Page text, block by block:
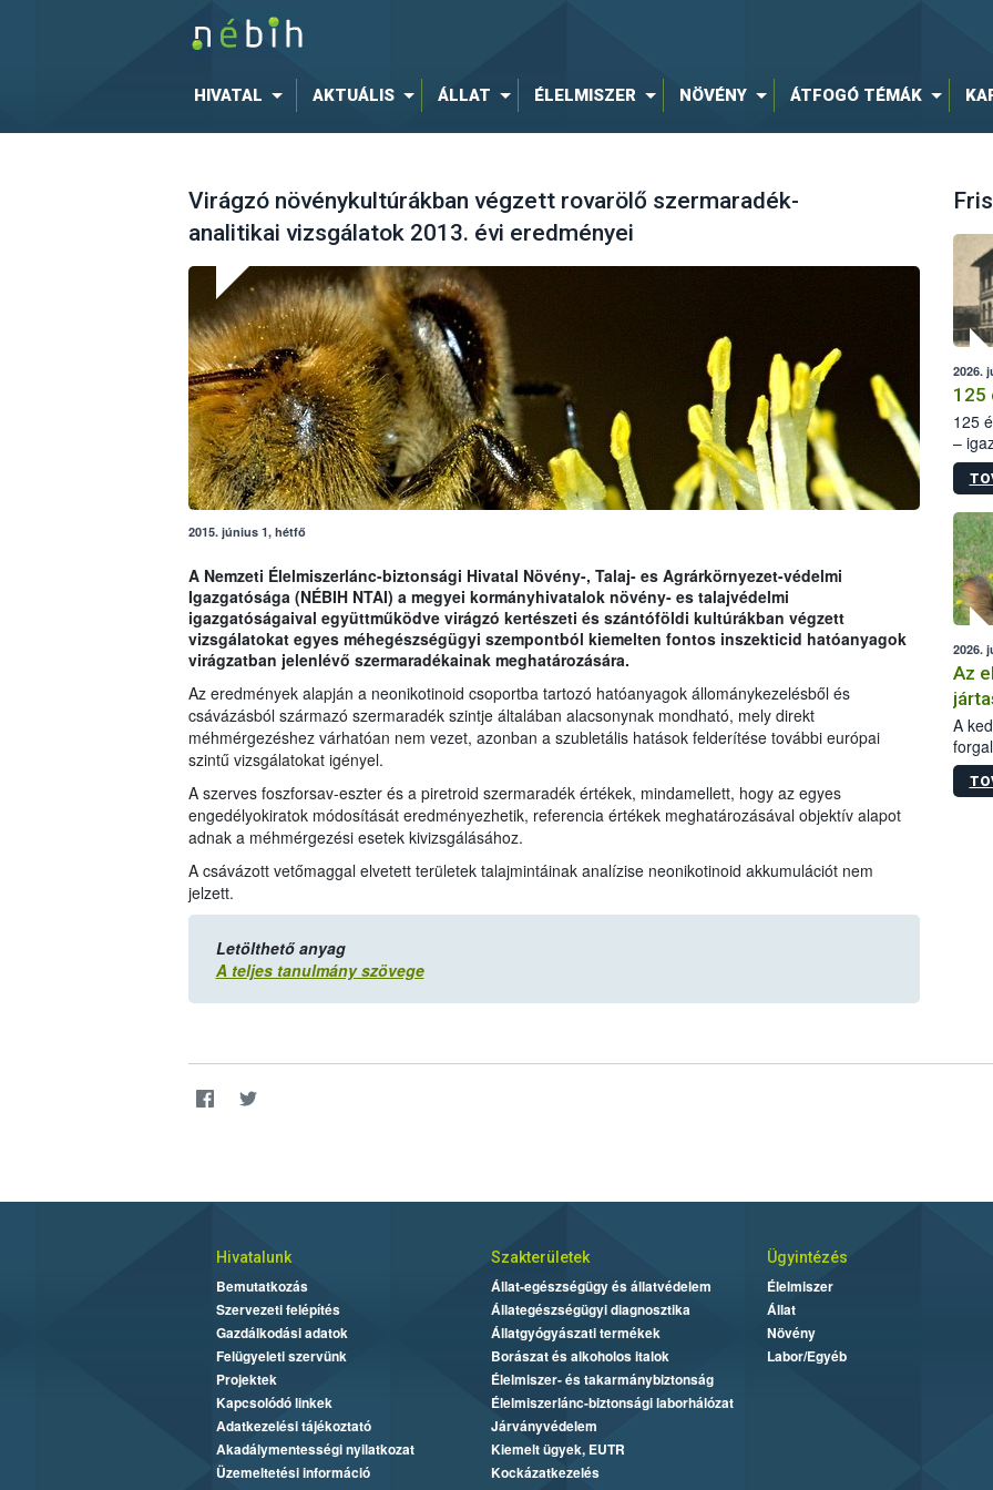
HIVATAL AKTUÁLIS ÁLLAT ÉLELMISZER NÖVÉNY ÁTFOGÓ TÉMÁK
Virágzó növénykultúrákban végzett rovarölő szermaradék-
analitikai vizsgálatok 2013. évi eredményei
2015. június 1, hétfő
A Nemzeti Élelmiszerlánc-biztonsági Hivatal Növény-, Talaj- es Agrárkörnyezet-védelmi
Igazgatósága (NÉBIH NTAI) a megyei kormányhivatalok növény- es talajvédelmi
igazgatóságaival együttműködve virágzó kertészeti és szántóföldi kultúrákban végzett
vizsgálatokat egyes méhegészségügyi szempontból kiemelten fontos inszekticid hatóanyagok
virágzatban jelenlévő szermaradékainak meghatározására.
Az eredmények alapján a neonikotinoid csoportba tartozó hatóanyagok állománykezelésből és
csávázásból származó szermaradék szintje általában alacsonynak mondható, mely direkt
méhmérgezéshez várhatóan nem vezet, azonban a szubletális hatások felderítése további európai
szintű vizsgálatokat igényel.
A szerves foszforsav-eszter és a piretroid szermaradék értékek, mindamellett, hogy az egyes
engedélyokiratok módosítását eredményezhetik, referencia értékek meghatározásával objektív alapot
adnak a méhmérgezési esetek kivizsgálásához.
A csávázott vetőmaggal elvetett területek talajmintáinak analízise neonikotinoid akkumulációt nem
jelzett.
Letölthető anyag
A teljes tanulmány szövege
2026.
125
125
–
15.
2026.
Az
A
Hivatalunk
Bemutatkozás
Szervezeti felépítés
Gazdálkodási adatok
Felügyeleti szervünk
Projektek
Kapcsolódó linkek
Adatkezelési tájékoztató
Akadálymentességi nyilatkozat
Üzemeltetési információ
Szakterületek
Állat-egészségügy és állatvédelem
Állategészségügyi diagnosztika
Állatgyógyászati termékek
Borászat és alkoholos italok
Élelmiszer- és takarmánybiztonság
Élelmiszerlánc-biztonsági laborhálózat
Járványvédelem
Kiemelt ügyek, EUTR
Kockázatkezelés
Ügyintézés
Élelmiszer
Állat
Növény
Labor/Egyéb